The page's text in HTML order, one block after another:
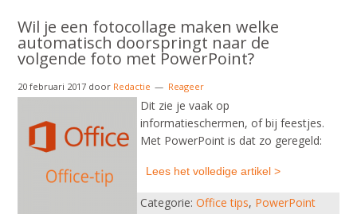
Wil je een fotocollage maken welke
automatisch doorspringt naar de
volgende foto met PowerPoint?
20 februari 2017 door Redactie Reageer
Dit zie je vaak op
informatieschermen, of bij feestjes.
Met PowerPoint is dat zo geregeld:
Lees het volledige artikel >
Categorie:Office tips, PowerPoint